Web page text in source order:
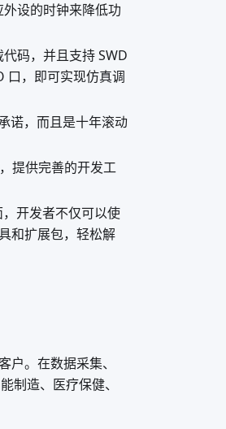
设的时钟来降低功
码，并且支持 SWD
口，即可实现仿真调
诺，而且是十年滚动
提供完善的开发工
开发者不仅可以使
和扩展包，轻松解
。在数据采集、
制造、医疗保健、